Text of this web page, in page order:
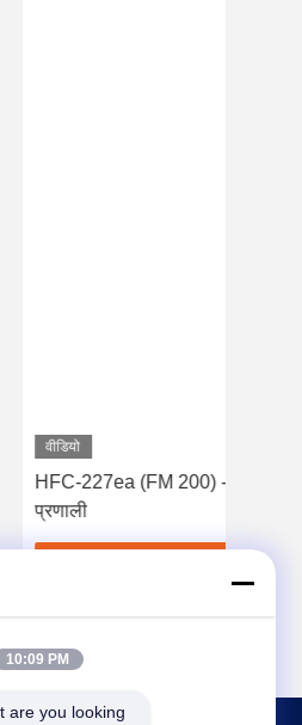
गैस आधारित अग्निशमन
पाएं
10:09 PM
are you looking